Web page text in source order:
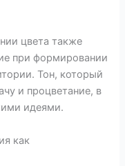
цвета также
при формировании
Тон, который
и процветание, в
идеями.
как